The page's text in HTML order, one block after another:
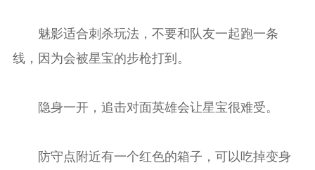
魅影适合刺杀玩法，不要和队友一起跑一条
线，因为会被星宝的步枪打到。
隐身一开，追击对面英雄会让星宝很难受。
防守点附近有一个红色的箱子，可以吃掉变身